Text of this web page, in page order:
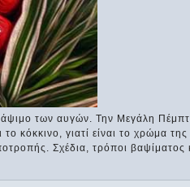
των αυγών. Την Μεγάλη
κόκκινο, γιατί είναι το χρώμα
Σχέδια, τρόποι βαψίματος